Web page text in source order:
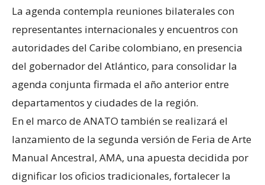
La agenda contempla reuniones bilaterales con
representantes internacionales y encuentros con
autoridades del Caribe colombiano, en presencia
del gobernador del Atlántico, para consolidar la
agenda conjunta firmada el año anterior entre
departamentos y ciudades de la región.
En el marco de ANATO también se realizará el
lanzamiento de la segunda versión de Feria de Arte
Manual Ancestral, AMA, una apuesta decidida por
dignificar los oficios tradicionales, fortalecer la